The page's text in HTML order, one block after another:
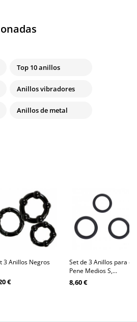
Top 10 anillos
Anillos vibradores
Anillos de metal
3 Anillos Negros
€
Set de 3 Anillos para el
Pene Medios S,...
8,60 €